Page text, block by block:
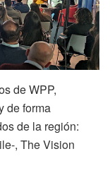
de WPP,
de forma
de la región:
, The Vision